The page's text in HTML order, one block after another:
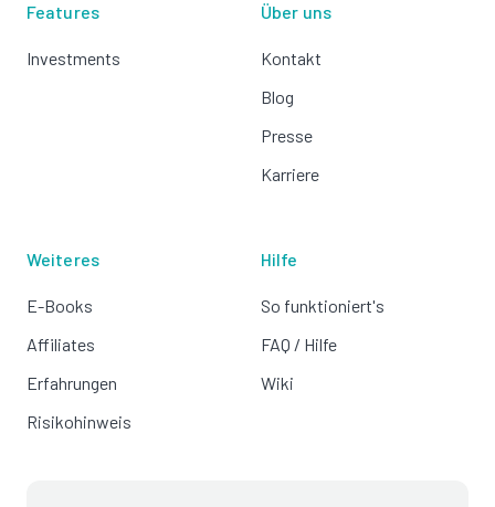
Features
Investments
Über uns
Kontakt
Blog
Presse
Karriere
Weiteres
E-Books
Affiliates
Erfahrungen
Risikohinweis
Hilfe
So funktioniert's
FAQ / Hilfe
Wiki